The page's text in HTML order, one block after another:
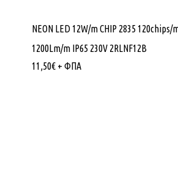
NEON LED 12W/m CHIP 2835
1200Lm/m IP65 230V 2RLNF12B
11,50€ + ΦΠΑ